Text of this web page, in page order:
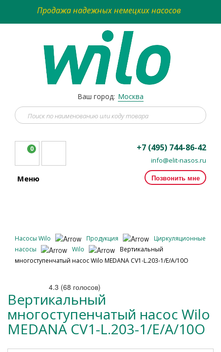
Продажа надежных немецких насосов
Ваш город: Москва
0 +7 (495) 744-86-42
info@elit-nasos.ru
Позвонить мне
Меню
Насосы Wilo Продукция
Циркуляционные
насосы
Wilo
Вертикальный
многоступенчатый насос Wilo MEDANA CV1-L.203-1/E/A/10O
4.3 (68 голосов)
Вертикальный
многоступенчатый насос Wilo
MEDANA CV1-L.203-1/E/A/10O